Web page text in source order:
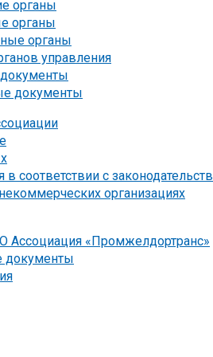
органы
органы
органы
управления
документы
соответствии с
организациях
Ассоциация «Промжелдортранс»
документы